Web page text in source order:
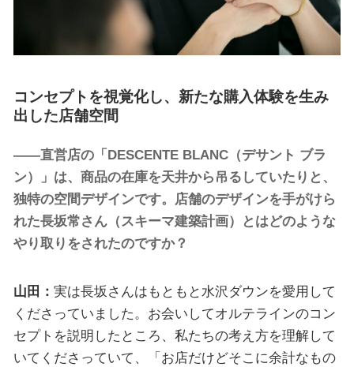
コンセプトを視覚化し、新たな購入体験を生み
出した店舗空間
——直営店の「DESCENTE BLANC（デサント ブラ
ン）」は、商品の在庫を天井から吊るしていたりと、
独特の空間デザインです。店舗のデザインを手がけら
れた長坂常さん（スキーマ建築計画）とはどのような
やり取りをされたのですか？
山田： 実は長坂さんはもともと水沢ダウンを愛用して
くださっていました。お会いしてオルテラインのコン
セプトを説明したところ、私たちの考え方を理解して
いてくださっていて、「お店だけどそこに余計なもの